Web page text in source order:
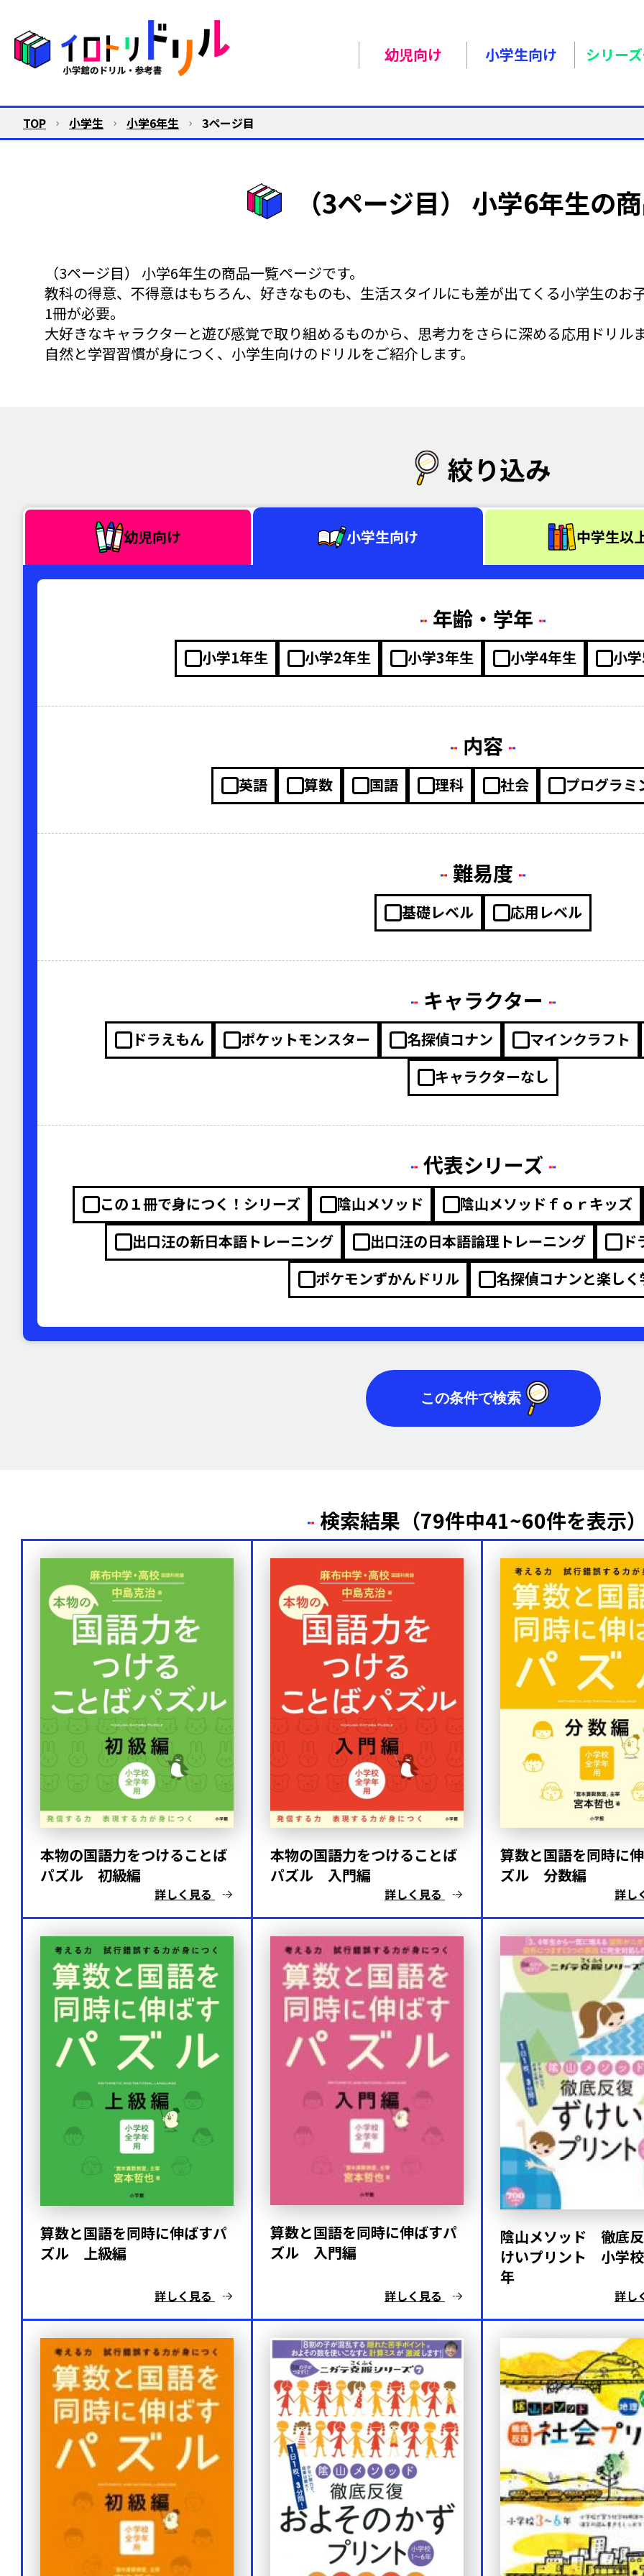
幼児向け 小学生向け シリー
TOP 小学生 小学6年生 3ページ目
（3ページ目） 小学6年生の
（3ページ目） 小学6年生の商品一覧ページです。
教科の得意、不得意はもちろん、好きなものも、生活スタイルにも差が出てくる小学生のお
1冊が必要。
大好きなキャラクターと遊び感覚で取り組めるものから、思考力をさらに深める応用ドリル
自然と学習習慣が身につく、小学生向けのドリルをご紹介します。
絞り込み
幼児向け 小学生向け 中学生以
年齢・学年
小学1年生 小学2年生 小学3年生 小学4年生 小
内容
英語 算数 国語 理科 社会 プログラミ
難易度
基礎レベル 応用レベル
キャラクター
ドラえもん ポケットモンスター 名探偵コナン
マインクラフト
キャラクターなし
代表シリーズ
この１冊で身につく！シリーズ 陰山メソッド
陰山メソッドｆｏｒキッズ
出口汪の新日本語トレーニング
出口汪の日本語論理トレーニング
ド
ポケモンずかんドリル
名探偵コナンと楽しく
検索結果（79件中41~60件を表示
本物の国語力をつけることば
パズル 初級編
詳しく見る
本物の国語力をつけることば
パズル 入門編
詳しく見る
算数と国語を同時に
ズル 分数編
詳し
算数と国語を同時に伸ばすパ
ズル 上級編
詳しく見る
算数と国語を同時に伸ばすパ
ズル 入門編
詳しく見る
陰山メソッド 徹底
けいプリント 小学
年
詳し